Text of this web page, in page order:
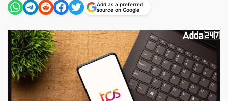
Add as a preferred
source on Google